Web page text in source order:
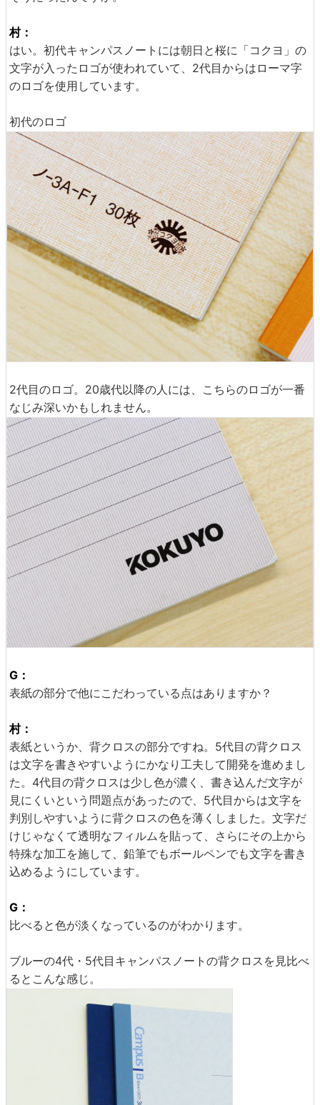
村：
はい。初代キャンパスノートには朝日と桜に「コクヨ」の
文字が入ったロゴが使われていて、2代目からはローマ字
のロゴを使用しています。
初代のロゴ
2代目のロゴ。20歳代以降の人には、こちらのロゴが一番
なじみ深いかもしれません。
G：
表紙の部分で他にこだわっている点はありますか？
村：
表紙というか、背クロスの部分ですね。5代目の背クロス
は文字を書きやすいようにかなり工夫して開発を進めまし
た。4代目の背クロスは少し色が濃く、書き込んだ文字が
見にくいという問題点があったので、5代目からは文字を
判別しやすいように背クロスの色を薄くしました。文字だ
けじゃなくて透明なフィルムを貼って、さらにその上から
特殊な加工を施して、鉛筆でもボールペンでも文字を書き
込めるようにしています。
G：
比べると色が淡くなっているのがわかります。
ブルーの4代・5代目キャンパスノートの背クロスを見比べ
るとこんな感じ。